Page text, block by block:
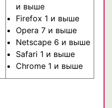
и выше
Firefox 1 и выше
Opera 7 и выше
Netscape 6 и выше
Safari 1 и выше
Chrome 1 и выше